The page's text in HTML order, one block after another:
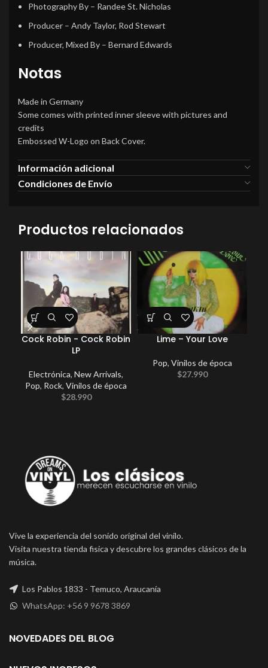
Photography By – Randee St. Nicholas
Producer – Andy Taylor, Rod Stewart
Producer, Mixed By – Bernard Edwards
Notas
Made in Germany
Some comes with printed inner sleeve with pictures and
credits
Embossed W-Logo on Back Cover.
Información adicional
Condiciones de Envío
Productos relacionados
Cock Robin ‎- Cock Robin
LP
Electrónica, New Arrivals,
Pop, Rock, Vinilos de época
$28.990
Lime – Your Love
Pop, Vinilos de época
$27.990
Vive la experiencia del sonido original del vinilo.
Visita nuestra tienda fisica y descubre los grandes clásicos de la
música.
Los Pablos 1833 - Temuco, Araucanía
WhatsApp: +56 9 9678 3869
NOVEDADES DEL BLOG